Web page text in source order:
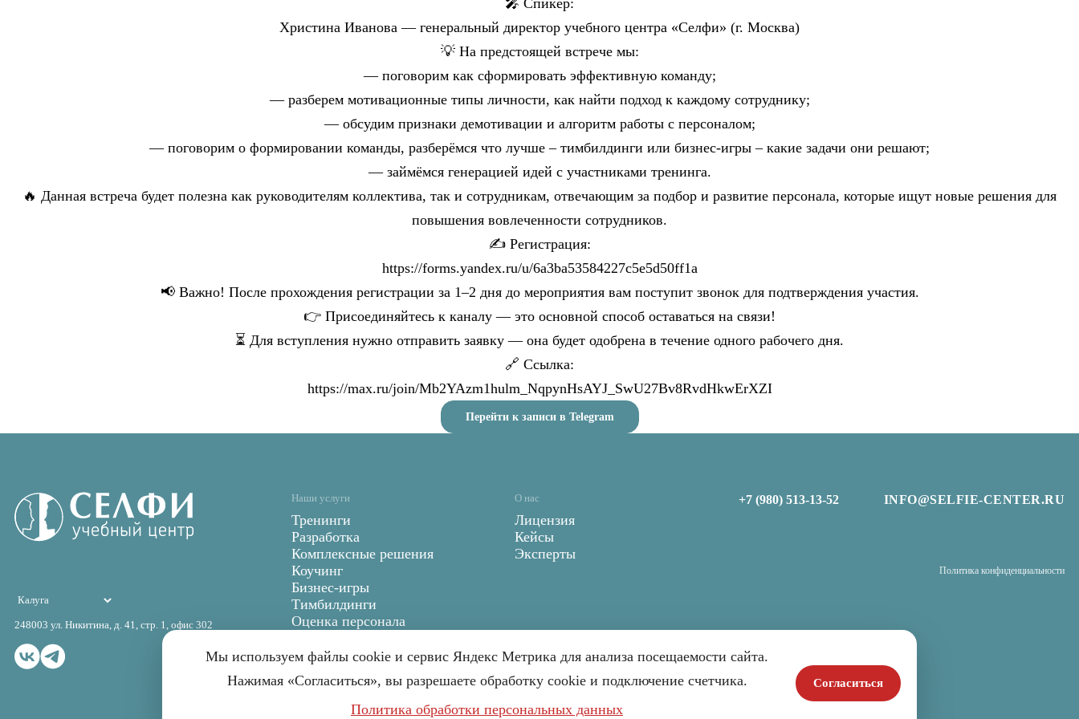
🎤 Спикер:
Христина Иванова — генеральный директор учебного центра «Селфи» (г. Москва)
💡 На предстоящей встрече мы:
— поговорим как сформировать эффективную команду;
— разберем мотивационные типы личности, как найти подход к каждому сотруднику;
— обсудим признаки демотивации и алгоритм работы с персоналом;
— поговорим о формировании команды, разберёмся что лучше – тимбилдинги или бизнес-игры – какие задачи они решают;
— займёмся генерацией идей с участниками тренинга.
🔥 Данная встреча будет полезна как руководителям коллектива, так и сотрудникам, отвечающим за подбор и развитие персонала, которые ищут новые решения для
повышения вовлеченности сотрудников.
✍️ Регистрация:
https://forms.yandex.ru/u/6a3ba53584227c5e5d50ff1a
📢 Важно! После прохождения регистрации за 1–2 дня до мероприятия вам поступит звонок для подтверждения участия.
👉 Присоединяйтесь к каналу — это основной способ оставаться на связи!
⏳ Для вступления нужно отправить заявку — она будет одобрена в течение одного рабочего дня.
🔗 Ссылка:
https://max.ru/join/Mb2YAzm1hulm_NqpynHsAYJ_SwU27Bv8RvdHkwErXZI
Перейти к записи в Telegram
Выберите город
248003 ул. Никитина, д. 41, стр. 1, офис 302
Наши услуги
Тренинги
Разработка
Комплексные решения
Коучинг
Бизнес-игры
Тимбилдинги
Оценка персонала
О нас
Лицензия
Кейсы
Эксперты
+7 (980) 513-13-52 INFO@SELFIE-CENTER.RU
Политика конфиденциальности
Мы используем файлы cookie и сервис Яндекс Метрика для анализа посещаемости сайта.
Нажимая «Согласиться», вы разрешаете обработку cookie и подключение счетчика.
Политика обработки персональных данных
Согласиться